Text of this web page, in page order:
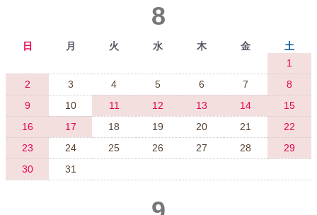
8
日 月 火 水 木 金
土
1
2
3 4 5 6 7
8
9
10 11 12 13 14
15
16
17 18 19 20 21
22
23
24 25 26 27 28
29
30
31